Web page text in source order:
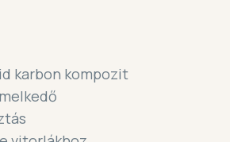
karbon kompozit